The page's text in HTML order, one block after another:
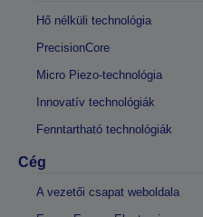
Hő nélküli technológia
PrecisionCore
Micro Piezo-technológia
Innovatív technológiák
Fenntartható technológiák
Cég
A vezetői csapat weboldala